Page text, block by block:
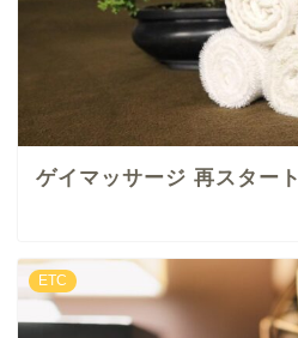
ゲイマッサージ 再スタート
ETC